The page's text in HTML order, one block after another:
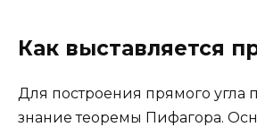
Как выставляется
Для построения прямого угла
знание теоремы Пифагора.